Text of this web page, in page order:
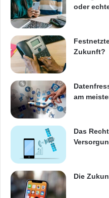
Flugscheinen,
Pauschalreisen und
sparen. Ausser von
Preisen können
Own Price(R)
berühmter Service,
verfügbaren Preise
ein in Asien ansässiger
zur Verfügung steht.
multinationaler
oder
Zukunft?
am
Das
Die